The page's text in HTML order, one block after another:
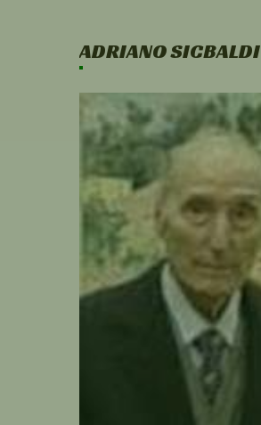
ADRIANO SICBALDI